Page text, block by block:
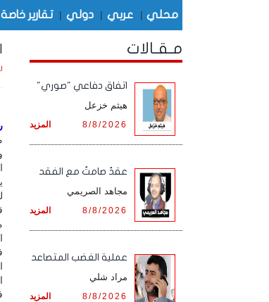
محلي | عربي | دولي | تقارير خاصة
مـقـالات
اتفاق دفاعي "صوري"
هيثم خزعل
المزيد 8/8/2026
عقدٌ صامتٌ مع الفقد
مجاهد الصريمي
المزيد 8/8/2026
‏عملية الغضب المتصاعد
مراد شلي
المزيد 8/8/2026